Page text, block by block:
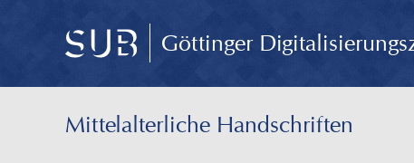
Göttinger
Mittelalterliche Handschriften